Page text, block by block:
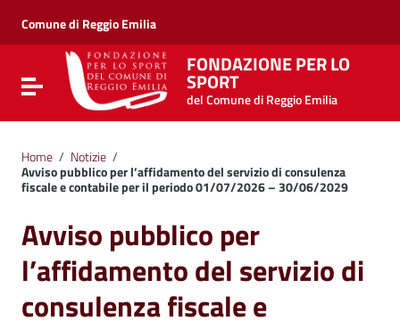
Vai al menu di navigazione
Vai al footer
Comune di Reggio Emilia
Attiva / disattiva la navigazione
FONDAZIONE PER LO
SPORT
del Comune di Reggio Emilia
Home / Notizie /
Avviso pubblico per l’affidamento del servizio di consulenza
fiscale e contabile per il periodo 01/07/2026 – 30/06/2029
Avviso pubblico per
l’affidamento del servizio di
consulenza fiscale e